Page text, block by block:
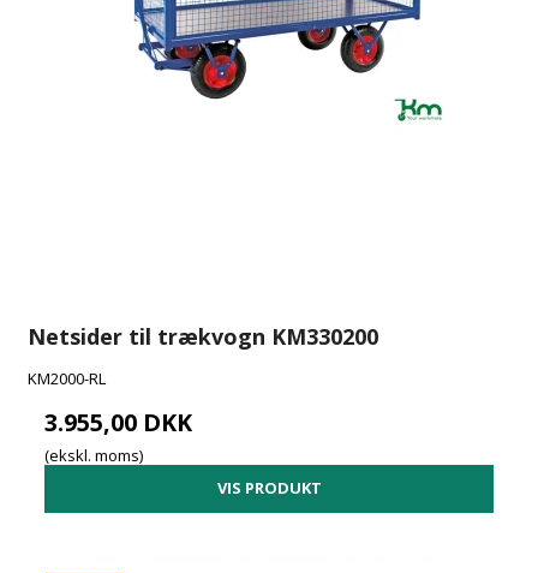
Netsider til trækvogn KM330200
KM2000-RL
3.955,00 DKK
(ekskl. moms)
VIS PRODUKT